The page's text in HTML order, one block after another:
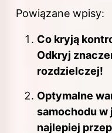
Powiązane wpisy:
Co kryją
Odkryj
rozdzielczej!
Optymalne
samochodu w
najlepiej